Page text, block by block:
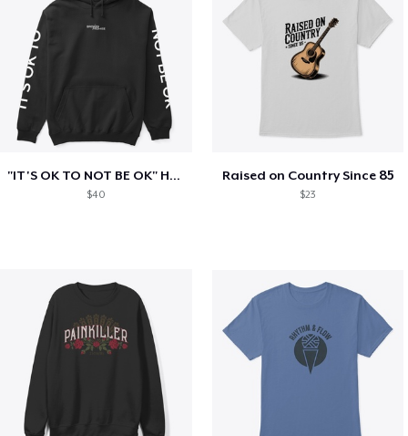
"IT'S OK TO NOT BE OK" Hoodie (BP LOGO)
$40
Raised on Country Since 85
$23